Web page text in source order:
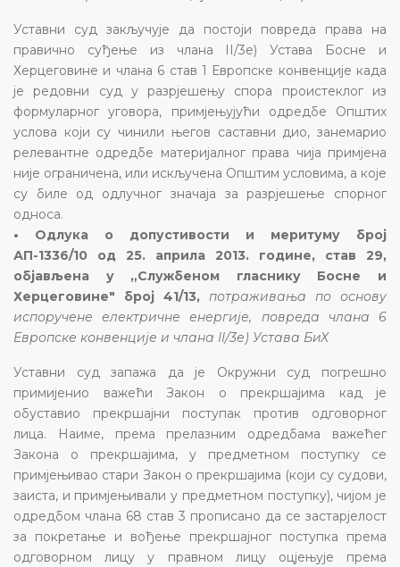
Уставни суд закључује да постоји повреда права на
правично суђење из члана II/3е) Устава Босне и
Херцеговине и члана 6 став 1 Европске конвенције када
је редовни суд у разрјешењу спора проистеклог из
формуларног уговора, примјењујући одредбе Општих
услова који су чинили његов саставни дио, занемарио
релевантне одредбе материјалног права чија примјена
није ограничена, или искључена Општим условима, а које
су биле од одлучног значаја за разрјешење спорног
односа.
• Одлука о допустивости и меритуму број
АП-1336/10 од 25. априла 2013. године, став 29,
објављена у „Службеном гласнику Босне и
Херцеговине" број 41/13, потраживања по основу
испоручене електричне енергије, повреда члана 6
Европске конвенције и члана II/3е) Устава БиХ
Уставни суд запажа да је Окружни суд погрешно
примијенио важећи Закон о прекршајима кад је
обуставио прекршајни поступак против одговорног
лица. Наиме, према прелазним одредбама важећег
Закона о прекршајима, у предметном поступку се
примјењивао стари Закон о прекршајима (који су судови,
заиста, и примјењивали у предметном поступку), чијом је
одредбом члана 68 став 3 прописано да се застарјелост
за покретање и вођење прекршајног поступка према
одговорном лицу у правном лицу оцјењује према